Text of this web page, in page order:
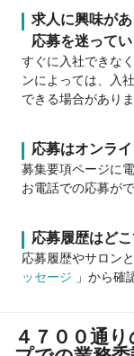
求人に興味が
応募を迷ってい
すぐに入社できな
ンによっては、入
できる場合があり
応募はオンラ
募集要項ページに
お電話での応募がで
応募履歴はど
応募履歴やサロン
ッセージ
」から確
４７００通